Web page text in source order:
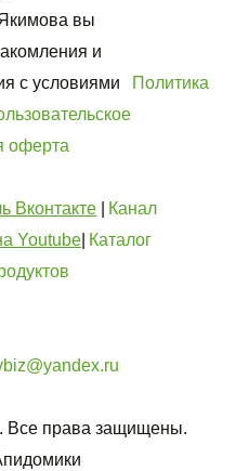
вы
и
с условиями Политика
оферта
Вконтакте | Канал
Youtube| Каталог
Все права защищены.